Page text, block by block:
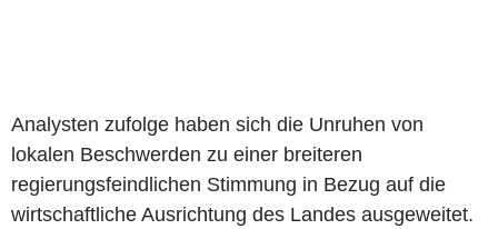
Analysten zufolge haben sich die Unruhen von
lokalen Beschwerden zu einer breiteren
regierungsfeindlichen Stimmung in Bezug auf die
wirtschaftliche Ausrichtung des Landes ausgeweitet.